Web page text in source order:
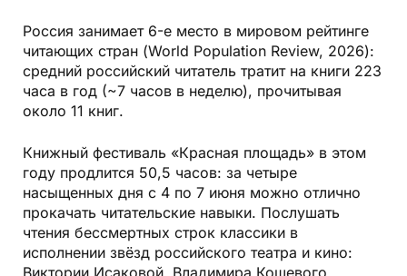
Россия занимает 6-е место в мировом рейтинге
читающих стран (World Population Review, 2026):
средний российский читатель тратит на книги 223
часа в год (~7 часов в неделю), прочитывая
около 11 книг.
Книжный фестиваль «Красная площадь» в этом
году продлится 50,5 часов: за четыре
насыщенных дня с 4 по 7 июня можно отлично
прокачать читательские навыки. Послушать
чтения бессмертных строк классики в
исполнении звёзд российского театра и кино: